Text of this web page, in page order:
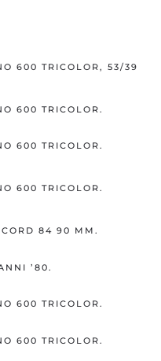
600 TRICOLOR, 53/39
600 TRICOLOR.
600 TRICOLOR.
600 TRICOLOR.
84 90 MM.
’80.
600 TRICOLOR.
600 TRICOLOR.